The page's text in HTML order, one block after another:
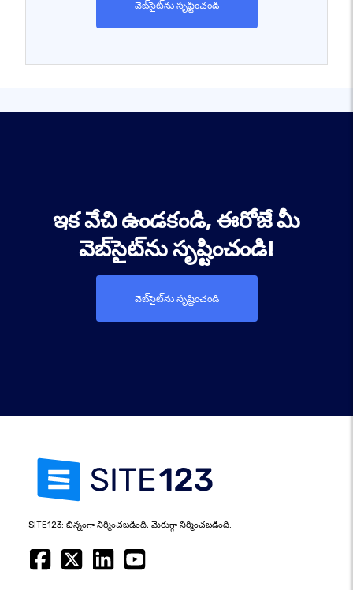
వెబ్‌సైట్‌ను సృష్టించండి
ఇక వేచి ఉండకండి, ఈరోజే మీ
వెబ్‌సైట్‌ను సృష్టించండి!
వెబ్‌సైట్‌ను సృష్టించండి
SITE123: భిన్నంగా నిర్మించబడింది, మెరుగ్గా నిర్మించబడింది.